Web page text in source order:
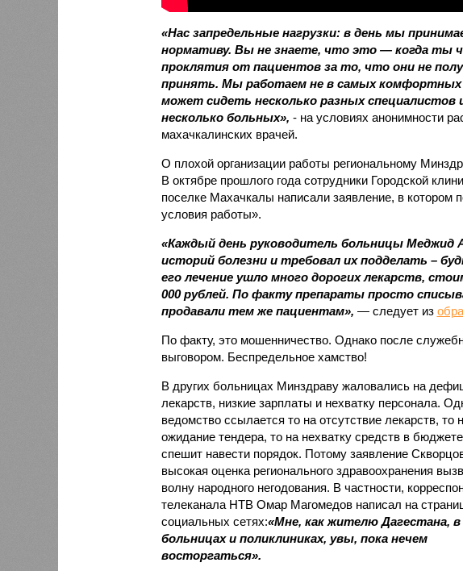
«Нас запредельные нагрузки: в день мы
нормативу. Вы не знаете, что это — когда ты
проклятия от пациентов за то, что они не
принять. Мы работаем не в самых комфортных
может сидеть несколько разных специалистов
несколько больных», - на условиях анонимности
махачкалинских врачей.
О плохой организации работы региональному
В октябре прошлого года сотрудники Городской
поселке Махачкалы написали заявление, в котором
условия работы».
«Каждый день руководитель больницы Меджид
историй болезни и требовал их подделать –
его лечение ушло много дорогих лекарств,
000 рублей. По факту препараты просто
продавали тем же пациентам», — следует из
По факту, это мошенничество. Однако после
выговором. Беспредельное хамство!
В других больницах Минздраву жаловались на
лекарств, низкие зарплаты и нехватку персонала.
ведомство ссылается то на отсутствие лекарств, то
ожидание тендера, то на нехватку средств в
спешит навести порядок. Потому заявление
высокая оценка регионального здравоохранения
волну народного негодования. В частности,
телеканала НТВ Омар Магомедов написал на
социальных сетях:«Мне, как жителю Дагестана, в
больницах и поликлиниках, увы, пока нечем
восторгаться».